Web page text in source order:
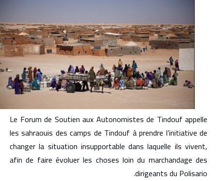
Le Forum de Soutien aux Autonomistes de Tindouf appelle
les sahraouis des camps de Tindouf à prendre l’initiative de
changer la situation insupportable dans laquelle ils vivent,
afin de faire évoluer les choses loin du marchandage des
dirigeants du Polisario.